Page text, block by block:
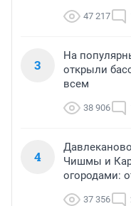
47 217
3
На
открыли
всем
38 906
4
Чишмы и
огородами:
37 356